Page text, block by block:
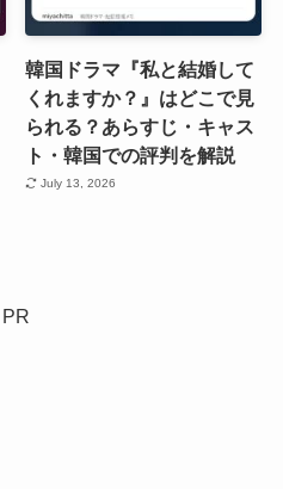
韓国ドラマ『私と結婚して
くれますか？』はどこで見
られる？あらすじ・キャス
ト・韓国での評判を解説
July 13, 2026
PR